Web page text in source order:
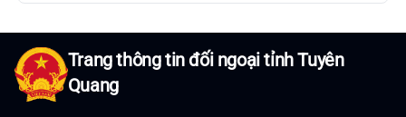
Trang thông tin đối ngoại tỉnh Tuyên
Quang